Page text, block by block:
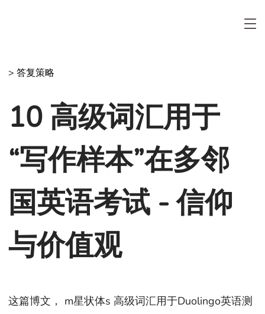
> 答复策略
10 高级词汇用于
“写作样本”在多邻
国英语考试 - 信仰
与价值观
这篇博文， m星状体s 高级词汇用于Duolingo英语测